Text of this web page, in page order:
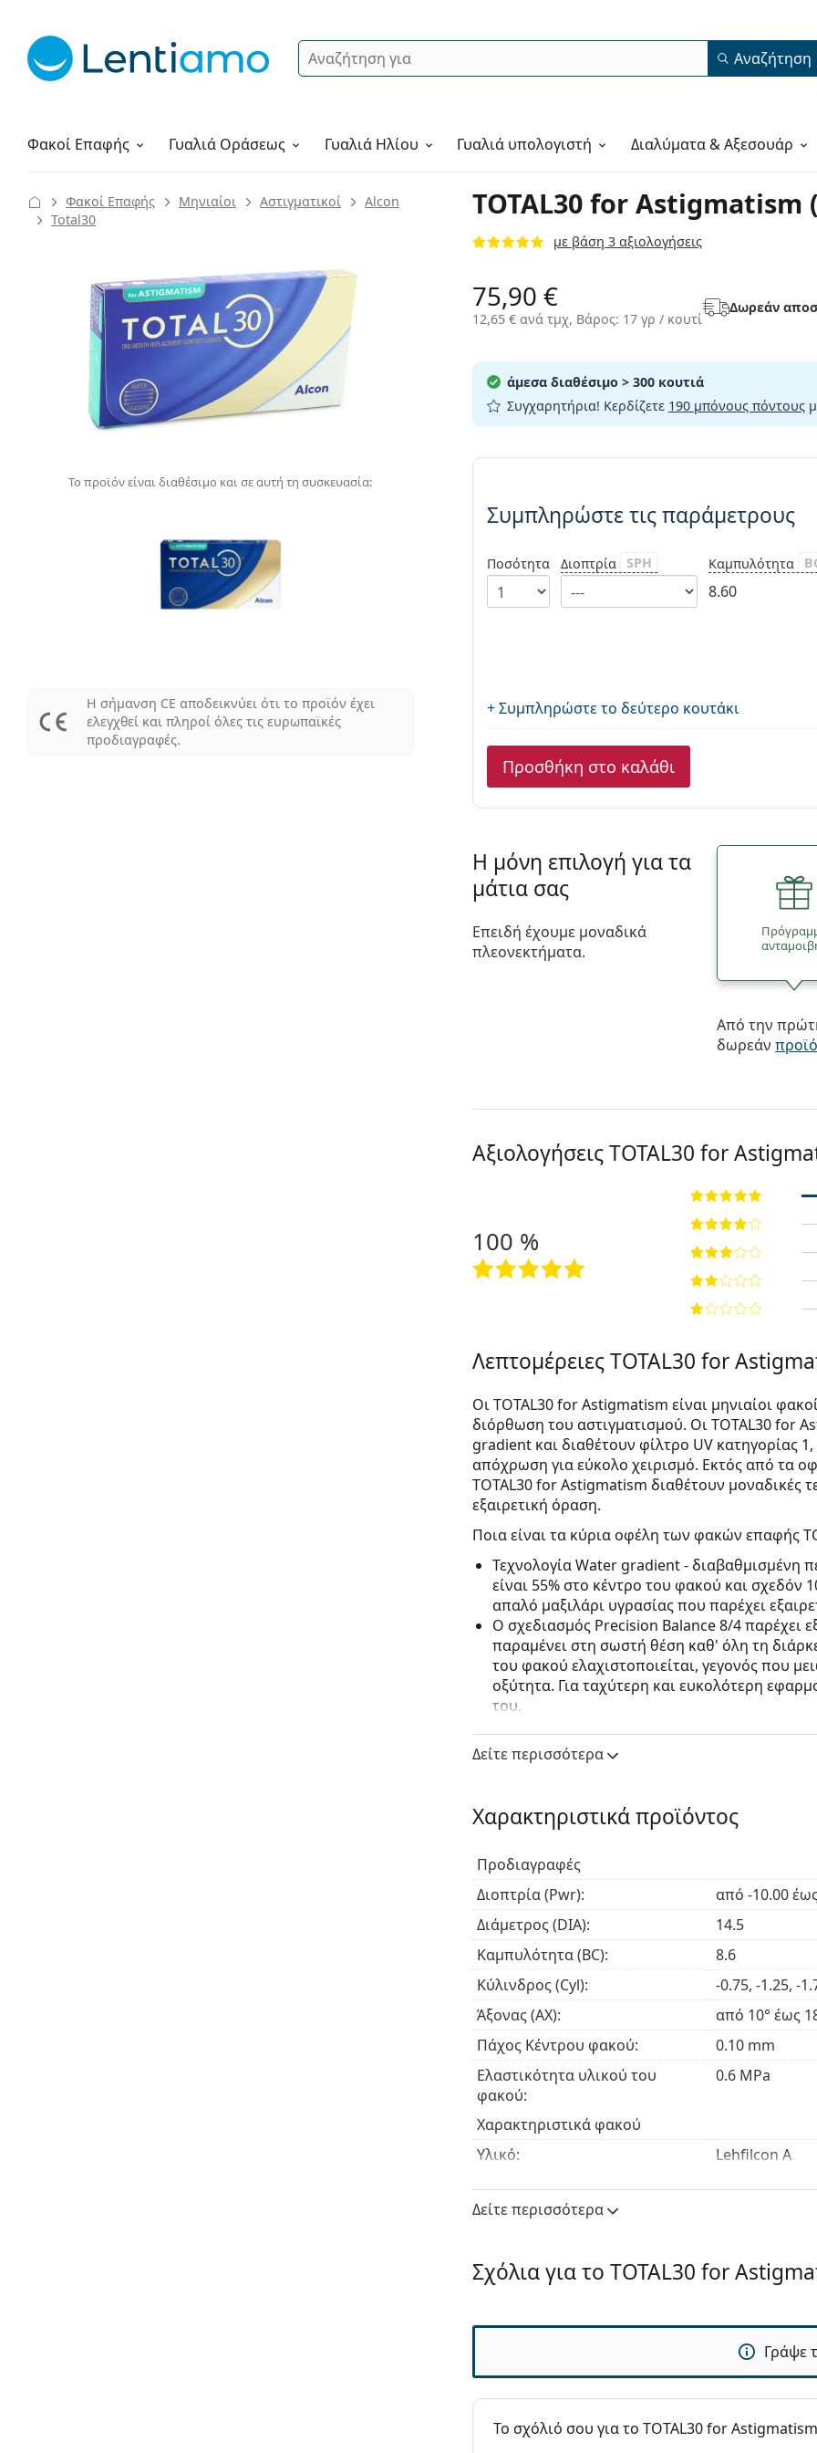
Αναζήτηση Αναζήτηση
Φακοί Επαφής
Υγρά φακών ΓυαλιάΟράσεως Γυαλιά Ηλίου Γυαλιά υπολογιστή Διαλύματα & Αξεσουάρ
Πώς να παραγγείλετε
TOTAL30 for Astigmatism
με βάση 3 αξιολογήσεις
Φακοί Επαφής Μηνιαίοι Αστιγματικοί
Alcon
Total30
Το προϊόν είναι διαθέσιμο και σε αυτή τη συσκευασία:
Η σήμανση CE αποδεικνύει ότι το προϊόν έχει
ελεγχθεί και πληροί όλες τις ευρωπαϊκές
προδιαγραφές.
75,90 €
12,65 €ανά τμχ, Βάρος: 17 γρ / κουτί
Δωρεάν
άμεσα διαθέσιμο > 300 κουτιά
Συγχαρητήρια! Κερδίζετε 190 μπόνους πόντους
Συμπληρώστε τις παράμετρους
Συμπληρώστε τις παράμετρους
Ποσότητα Διοπτρία SPH Καμπυλότητα
8.60
+ Συμπληρώστε το δεύτερο κουτάκι
Προσθήκη στο καλάθι
Η μόνη επιλογή για τα
μάτια σας
Επειδή έχουμε μοναδικά
πλεονεκτήματα.
Από την
δωρεάν
Αξιολογήσεις TOTAL30 for
100 %
Λεπτομέρειες TOTAL30 for
Οι TOTAL30 for Astigmatism είναι μηνιαίοι
διόρθωση του αστιγματισμού. Οι TOTAL30 for
gradient και διαθέτουν φίλτρο UV κατηγορίας
απόχρωση για εύκολο χειρισμό. Εκτός από τα
TOTAL30 for Astigmatism διαθέτουν μοναδικές
εξαιρετική όραση.
Ποια είναι τα κύρια οφέλη των φακών επαφής
Τεχνολογία Water gradient - διαβαθμισμένη
είναι 55% στο κέντρο του φακού και σχεδόν
απαλό μαξιλάρι υγρασίας που παρέχει
Ο σχεδιασμός Precision Balance 8/4 παρέχει
παραμένει στη σωστή θέση καθ' όλη τη
του φακού ελαχιστοποιείται, γεγονός που
οξύτητα. Για ταχύτερη και ευκολότερη
του.
διατηρεί τους φακούς επαφής καθαρούς όλο
φακών αντιστέκονται στα μόρια των
Οι φακοί προσφέρουν υψηλή προστασία από
1.
φακών επαφής. Επιτρέπει στα μάτια να
Το φίλτρο UV στους φακούς επαφής αυξάνει
υπεριώδη ακτινοβολία. Ωστόσο, οι φακοί δεν
καλύπτουν ολόκληρη την περιοχή γύρω από
επαφής με φίλτρο UV και γυαλιών ηλίου είναι
από τις επιβλαβείς υπεριώδεις ακτίνες.
Με αυτό το προϊόν συνήθως αγοράζουν και
Είναι ιατρικό προϊόν. Διαβάστε τις οδηγίες
Δείτε περισσότερα
Χαρακτηριστικά προϊόντος
Προδιαγραφές
Διοπτρία (Pwr):
από -10.00
Διάμετρος (DIA):
14.5
Καμπυλότητα (BC):
8.6
Κύλινδρος (Cyl):
-0.75, -1.25, -
Άξονας (AX):
από 10° έως
Πάχος Κέντρου φακού:
0.10 mm
Ελαστικότητα υλικού του
φακού:
0.6 MPa
Χαρακτηριστικά φακού
Υλικό:
Lehfilcon A
Περιεκτικότητα σε νερό:
55 %
Διαπερατότητα οξυγόνου:
Σιλικόνη-Υδρογέλη:
Ναι
Ημ. Λήξης:
Τουλάχιστον
Ναι
Για ύπνο:
Όχι
Δείκτης μέσα-έξω:
Όχι
Δείτε περισσότερα
Σχόλια για το TOTAL30 for
Γράψε
To σχόλιό σου για το TOTAL30 for